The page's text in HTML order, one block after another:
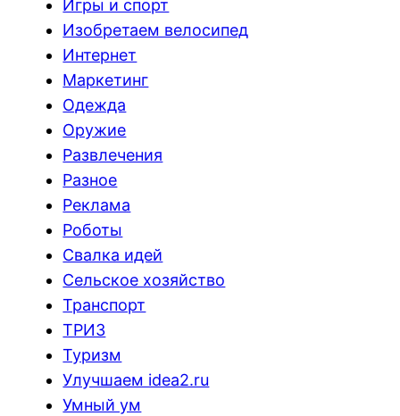
Игры и спорт
Изобретаем велосипед
Интернет
Маркетинг
Одежда
Оружие
Развлечения
Разное
Реклама
Роботы
Свалка идей
Сельское хозяйство
Транспорт
ТРИЗ
Туризм
Улучшаем idea2.ru
Умный ум